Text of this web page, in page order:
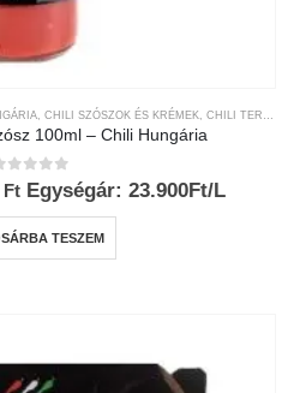
CHILI SZÓSZOK ÉS KRÉMEK CHILI TERMÉKEK
100ml – Chili Hungária
az 5-ből
Ft Egységár: 23.900Ft/L
TESZEM